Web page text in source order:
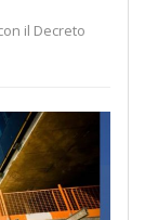
il Decreto